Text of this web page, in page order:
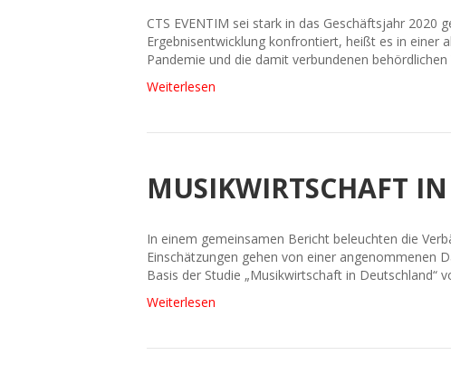
CTS EVENTIM sei stark in das Geschäftsjahr
Ergebnisentwicklung konfrontiert, heißt es in einer
Pandemie und die damit verbundenen
Weiterlesen
MUSIKWIRTSCHAFT
In einem gemeinsamen Bericht beleuchten die
Einschätzungen gehen von einer angenommenen
Basis der Studie „Musikwirtschaft in Deutschland“
Weiterlesen